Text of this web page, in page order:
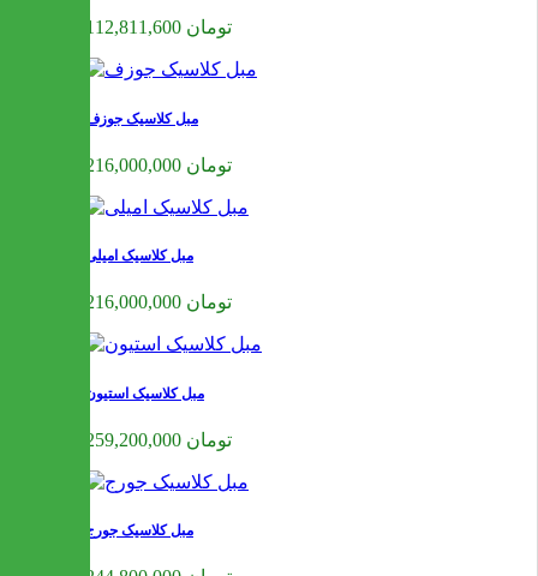
112,811,600 تومان
مبل کلاسیک جوزف
216,000,000 تومان
مبل کلاسیک امیلی
216,000,000 تومان
مبل کلاسیک استیون
259,200,000 تومان
مبل کلاسیک جورج